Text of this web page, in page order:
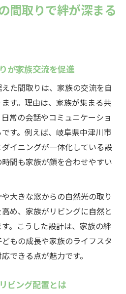
間取りで絆が深まる
が家族交流を促進
た間取りは、家族の交流を自
す。理由は、家族が集まる共
常の会話やコミュニケーショ
す。例えば、岐阜県中津川市
イニングが一体化している設
間も家族が顔を合わせやすい
大きな窓からの自然光の取り
め、家族がリビングに自然と
。こうした設計は、家族の絆
もの成長や家族のライフスタ
できる点が魅力です。
ビング配置とは